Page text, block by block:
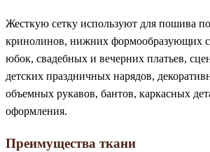
Жесткую сетку используют для пошива
кринолинов, нижних формообразующих
юбок, свадебных и вечерних платьев,
детских праздничных нарядов,
объемных рукавов, бантов, каркасных
оформления.
Преимущества ткани